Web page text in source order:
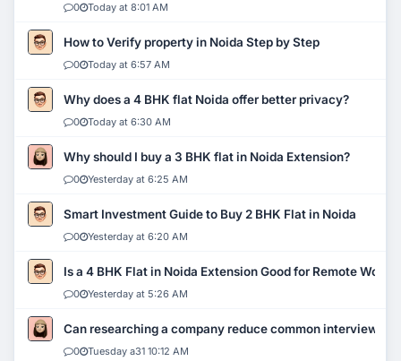
0 Today at 8:01 AM
How to Verify property in Noida Step by Step
0 Today at 6:57 AM
Why does a 4 BHK flat Noida offer better privacy?
0 Today at 6:30 AM
Why should I buy a 3 BHK flat in Noida Extension?
0 Yesterday at 6:25 AM
Smart Investment Guide to Buy 2 BHK Flat in Noida
0 Yesterday at 6:20 AM
Is a 4 BHK Flat in Noida Extension Good for Remote Work?
0 Yesterday at 5:26 AM
Can researching a company reduce common interview
0 Tuesday a31 10:12 AM